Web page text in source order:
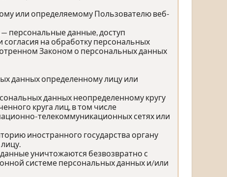
или определяемому Пользователю веб-
персональные данные, доступ
на обработку персональных
Законом о персональных данных
данных определенному лицу или
данных неопределенному кругу
круга лиц, в том числе
телекоммуникационных сетях или
иностранного государства органу
уничтожаются безвозвратно с
системе персональных данных и/или